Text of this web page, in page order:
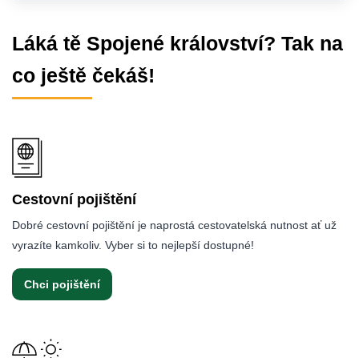
Láká tě Spojené království? Tak na
co ještě čekáš!
Cestovní pojištění
Dobré cestovní pojištění je naprostá cestovatelská nutnost ať už
vyrazíte kamkoliv. Vyber si to nejlepší dostupné!
Chci pojištění